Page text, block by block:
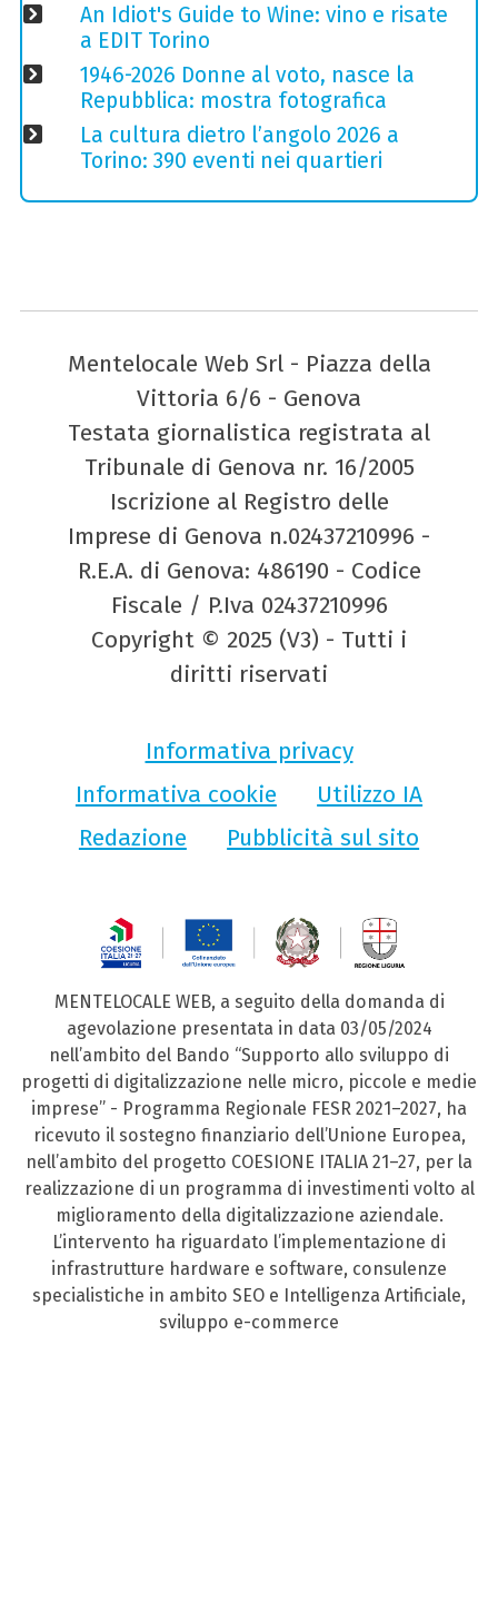
An Idiot's Guide to Wine: vino e risate
a EDIT Torino
1946-2026 Donne al voto, nasce la
Repubblica: mostra fotografica
La cultura dietro l’angolo 2026 a
Torino: 390 eventi nei quartieri
Mentelocale Web Srl - Piazza della
Vittoria 6/6 - Genova
Testata giornalistica registrata al
Tribunale di Genova nr. 16/2005
Iscrizione al Registro delle
Imprese di Genova n.02437210996 -
R.E.A. di Genova: 486190 - Codice
Fiscale / P.Iva 02437210996
Copyright © 2025 (V3) - Tutti i
diritti riservati
Informativa privacy
Informativa cookie
Utilizzo IA
Redazione
Pubblicità sul sito
MENTELOCALE WEB, a seguito della domanda di
agevolazione presentata in data 03/05/2024
nell’ambito del Bando “Supporto allo sviluppo di
progetti di digitalizzazione nelle micro, piccole e medie
imprese” - Programma Regionale FESR 2021–2027, ha
ricevuto il sostegno finanziario dell’Unione Europea,
nell’ambito del progetto COESIONE ITALIA 21–27, per la
realizzazione di un programma di investimenti volto al
miglioramento della digitalizzazione aziendale.
L’intervento ha riguardato l’implementazione di
infrastrutture hardware e software, consulenze
specialistiche in ambito SEO e Intelligenza Artificiale,
sviluppo e-commerce